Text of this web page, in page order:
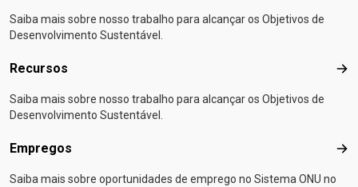
Saiba mais sobre nosso trabalho para alcançar os Objetivos de
Desenvolvimento Sustentável.
Recursos
Saiba mais sobre nosso trabalho para alcançar os Objetivos de
Desenvolvimento Sustentável.
Empregos
Saiba mais sobre oportunidades de emprego no Sistema ONU no